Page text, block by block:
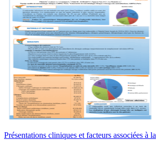
Présentations cliniques et facteurs associées à la